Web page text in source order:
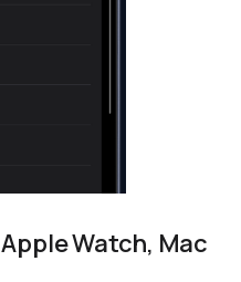
Apple Watch, Mac ו‑Siri